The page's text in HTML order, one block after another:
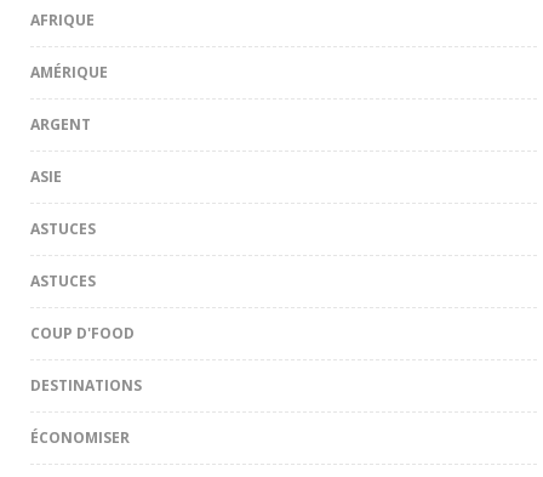
AFRIQUE
AMÉRIQUE
ARGENT
ASIE
ASTUCES
ASTUCES
COUP D'FOOD
DESTINATIONS
ÉCONOMISER